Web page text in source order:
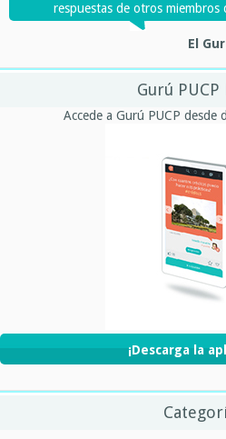
respuestas de otros miembros
El
Gurú PUCP
Accede a Gurú PUCP desde
¡Descarga la